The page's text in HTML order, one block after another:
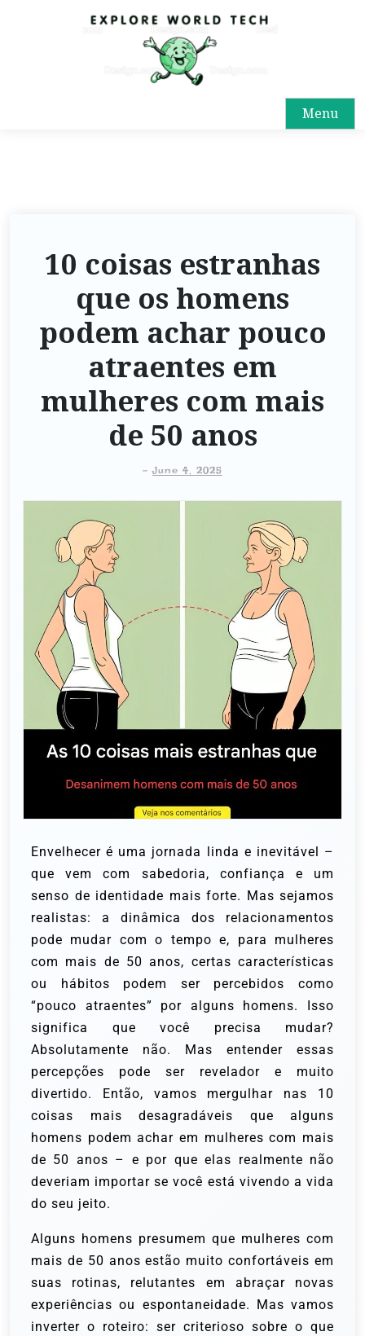
Menu
10 coisas estranhas
que os homens
podem achar pouco
atraentes em
mulheres com mais
de 50 anos
-June 4, 2025
Envelhecer é uma jornada linda e inevitável –
que vem com sabedoria, confiança e um
senso de identidade mais forte. Mas sejamos
realistas: a dinâmica dos relacionamentos
pode mudar com o tempo e, para mulheres
com mais de 50 anos, certas características
ou hábitos podem ser percebidos como
“pouco atraentes” por alguns homens. Isso
significa que você precisa mudar?
Absolutamente não. Mas entender essas
percepções pode ser revelador e muito
divertido. Então, vamos mergulhar nas 10
coisas mais desagradáveis que alguns
homens podem achar em mulheres com mais
de 50 anos – e por que elas realmente não
deveriam importar se você está vivendo a vida
do seu jeito.
Alguns homens presumem que mulheres com
mais de 50 anos estão muito confortáveis em
suas rotinas, relutantes em abraçar novas
experiências ou espontaneidade. Mas vamos
inverter o roteiro: ser criterioso sobre o que